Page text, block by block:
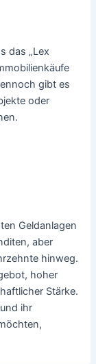
das „Lex
gibt es
oder
Geldanlagen
aber
hinweg.
hoher
Stärke.
ihr